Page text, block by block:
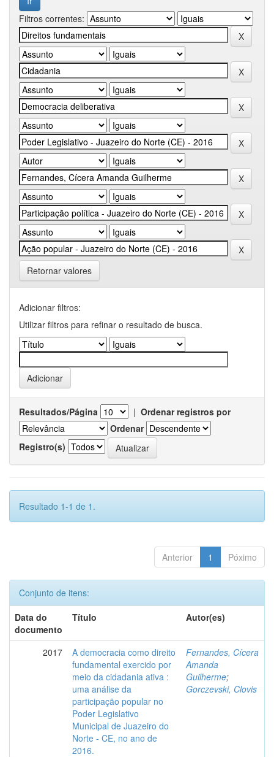
Filtros correntes:
Retornar valores
Adicionar filtros:
Utilizar filtros para refinar o resultado de busca.
Resultados/Página | Ordenar registros por
Ordenar
Registro(s)
Resultado 1-1 de 1.
Anterior 1 Póximo
Conjunto de itens:
Data do
documento
Título Autor(es)
2017
A democracia como direito
fundamental exercido por
meio da cidadania ativa :
uma análise da
participação popular no
Poder Legislativo
Municipal de Juazeiro do
Norte - CE, no ano de
2016.
Fernandes, Cícera
Amanda
Guilherme;
Gorczevski, Clovis